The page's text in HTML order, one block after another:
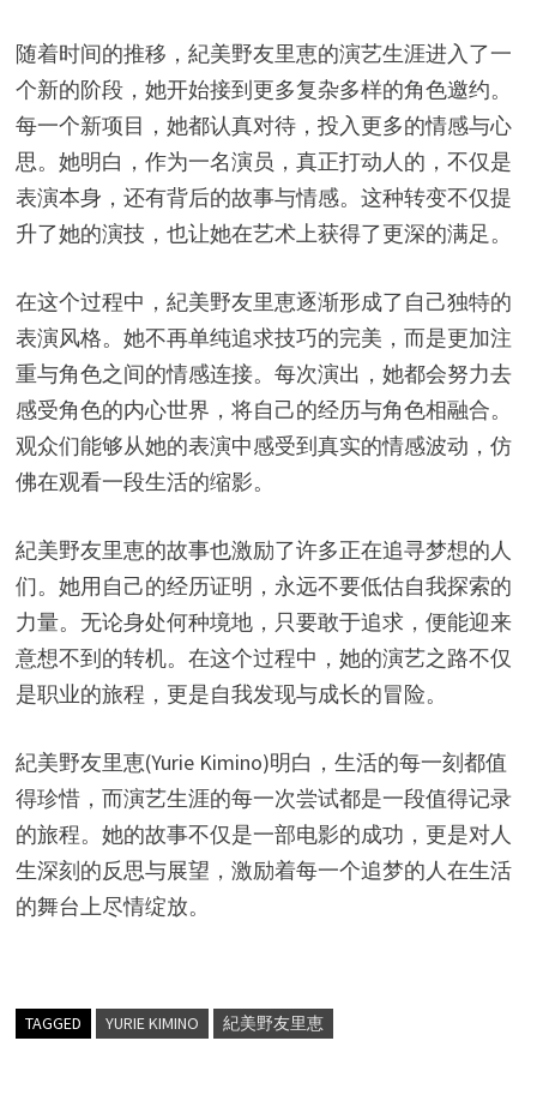
随着时间的推移，紀美野友里恵的演艺生涯进入了一
个新的阶段，她开始接到更多复杂多样的角色邀约。
每一个新项目，她都认真对待，投入更多的情感与心
思。她明白，作为一名演员，真正打动人的，不仅是
表演本身，还有背后的故事与情感。这种转变不仅提
升了她的演技，也让她在艺术上获得了更深的满足。
在这个过程中，紀美野友里恵逐渐形成了自己独特的
表演风格。她不再单纯追求技巧的完美，而是更加注
重与角色之间的情感连接。每次演出，她都会努力去
感受角色的内心世界，将自己的经历与角色相融合。
观众们能够从她的表演中感受到真实的情感波动，仿
佛在观看一段生活的缩影。
紀美野友里恵的故事也激励了许多正在追寻梦想的人
们。她用自己的经历证明，永远不要低估自我探索的
力量。无论身处何种境地，只要敢于追求，便能迎来
意想不到的转机。在这个过程中，她的演艺之路不仅
是职业的旅程，更是自我发现与成长的冒险。
紀美野友里恵(Yurie Kimino)明白，生活的每一刻都值
得珍惜，而演艺生涯的每一次尝试都是一段值得记录
的旅程。她的故事不仅是一部电影的成功，更是对人
生深刻的反思与展望，激励着每一个追梦的人在生活
的舞台上尽情绽放。
TAGGED YURIE KIMINO 紀美野友里恵